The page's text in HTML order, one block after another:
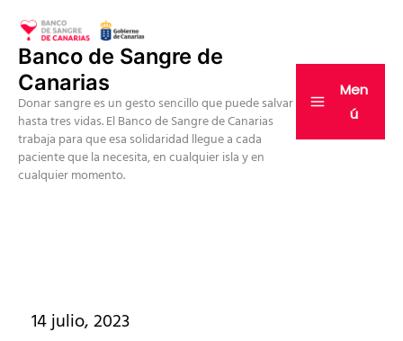
contenido
Banco de Sangre de
Canarias
Donar sangre es un gesto sencillo que puede salvar
hasta tres vidas. El Banco de Sangre de Canarias
trabaja para que esa solidaridad llegue a cada
paciente que la necesita, en cualquier isla y en
cualquier momento.
Men
ú
14 julio, 2023